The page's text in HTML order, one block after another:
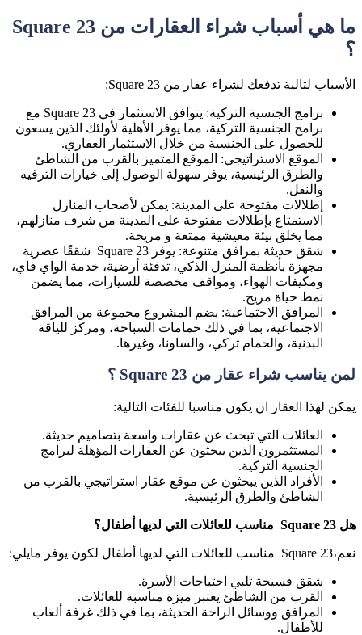
ما هي أسباب شراء العقارات من Square 23
؟
الأسباب لتالية تدفعك لشراء عقار من Square 23
:
برامج الجنسية التركية: يتوافق الاستثمار في Square 23 مع
برامج الجنسية التركية، مما يوفر الأهلية لأولئك الذين يسعون
للحصول على الجنسية من خلال الاستثمار العقاري.
الموقع الاستراتيجي: الموقع المتميز بالقرب من الشاطئ
والطرق الرئيسية، يوفر سهولة الوصول إلى خيارات الترفيه
والنقل.
إطلالات مفتوحة على المدينة: يمكن لأصحاب المنازل
الاستمتاع بإطلالات مفتوحة على المدينة من شرف منازلهم،
مما يخلق بيئة معيشية ممتعة و مريحة.
شقق حديثة بمرافق متنوعة: يوفر Square 23 شققًا عصرية
مجهزة بأنظمة المنزل الذكي، تدفئة أرضية، خدمة الواي فاي،
ومكيفات الهواء، ومواقف مخصصة للسيارات، مما يضمن
نمط حياة مريح.
المرافق الاجتماعية: يضم المشروع مجموعة من المرافق
الاجتماعية، بما في ذلك حمامات السباحة، ومركز للياقة
البدنية، والحمام تركي، والساونا، وغيرها.
لمن يناسب شراء عقار من Square 23 ؟
يمكن لهذا العقار ان يكون مناسبا للفئات التالية:
العائلات التي تبحث عن عقارات واسعة بتصاميم حديثة.
المستثمرون الذين يبحثون عن العقارات المؤهلة لبرامج
الجنسية التركية.
الأفراد الذين يبحثون عن موقع عقار استراتيجي بالقرب من
الشاطئ والطرق الرئيسية.
هل Square 23 مناسب للعائلات التي لديها أطفال؟
نعم،Square 23 مناسب للعائلات التي لديها أطفال لكون يوفر مايلي:
شقق فسيحة تلبي احتياجات الأسرة.
القرب من الشاطئ يغتبر ميزة مناسبة للعائلات.
المرافق ووسائل الراحة الحديثة، بما في ذلك غرفة ألعاب
للأطفال.